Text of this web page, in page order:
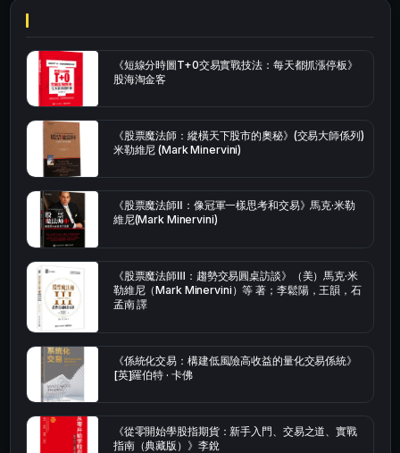
《短線分時圖T+0交易實戰技法：每天都抓漲停板》
股海淘金客
《股票魔法師：縱橫天下股市的奧秘》(交易大師係列)
米勒維尼 (Mark Minervini)
《股票魔法師Ⅱ：像冠軍一樣思考和交易》馬克·米勒
維尼(Mark Minervini)
《股票魔法師Ⅲ：趨勢交易圓桌訪談》（美）馬克·米
勒維尼（Mark Minervini）等 著；李鬆陽，王韻，石
孟南 譯
《係統化交易：構建低風險高收益的量化交易係統》
[英]羅伯特 · 卡佛
《從零開始學股指期貨：新手入門、交易之道、實戰
指南（典藏版）》李銳